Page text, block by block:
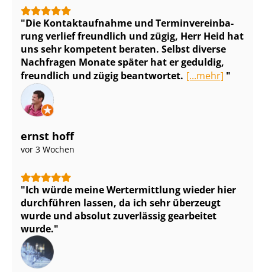
Die Kontaktaufnahme und Ter­min­ver­ein­ba­
rung verlief freundlich und zügig, Herr Heid hat
uns sehr kompetent beraten. Selbst diverse
Nachfragen Monate später hat er geduldig,
freundlich und zügig beantwortet. [...mehr]
ernst hoff
vor 3 Wochen
Ich würde meine Wertermittlung wieder hier
durchführen lassen, da ich sehr überzeugt
wurde und absolut zuverlässig gearbeitet
wurde.